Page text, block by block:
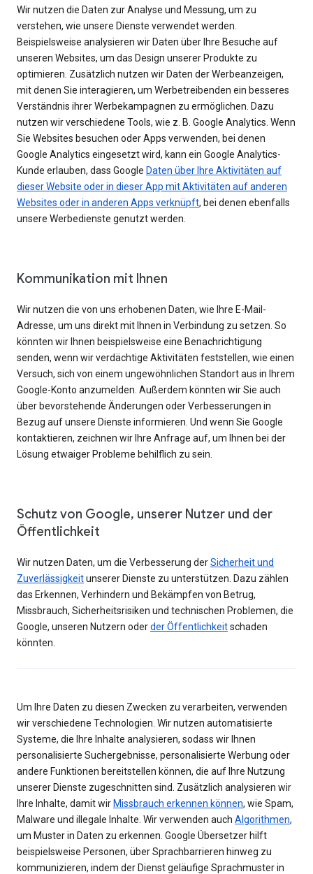
Wir nutzen die Daten zur Analyse und Messung, um zu
verstehen, wie unsere Dienste verwendet werden.
Beispielsweise analysieren wir Daten über Ihre Besuche auf
unseren Websites, um das Design unserer Produkte zu
optimieren. Zusätzlich nutzen wir Daten der Werbeanzeigen,
mit denen Sie interagieren, um Werbetreibenden ein besseres
Verständnis ihrer Werbekampagnen zu ermöglichen. Dazu
nutzen wir verschiedene Tools, wie z. B. Google Analytics. Wenn
Sie Websites besuchen oder Apps verwenden, bei denen
Google Analytics eingesetzt wird, kann ein Google Analytics-
Kunde erlauben, dass Google Daten über Ihre Aktivitäten auf
dieser Website oder in dieser App mit Aktivitäten auf anderen
Websites oder in anderen Apps verknüpft, bei denen ebenfalls
unsere Werbedienste genutzt werden.
Kommunikation mit Ihnen
Wir nutzen die von uns erhobenen Daten, wie Ihre E-Mail-
Adresse, um uns direkt mit Ihnen in Verbindung zu setzen. So
könnten wir Ihnen beispielsweise eine Benachrichtigung
senden, wenn wir verdächtige Aktivitäten feststellen, wie einen
Versuch, sich von einem ungewöhnlichen Standort aus in Ihrem
Google-Konto anzumelden. Außerdem könnten wir Sie auch
über bevorstehende Änderungen oder Verbesserungen in
Bezug auf unsere Dienste informieren. Und wenn Sie Google
kontaktieren, zeichnen wir Ihre Anfrage auf, um Ihnen bei der
Lösung etwaiger Probleme behilflich zu sein.
Schutz von Google, unserer Nutzer und der
Öffentlichkeit
Wir nutzen Daten, um die Verbesserung derSicherheit und
Zuverlässigkeitunserer Dienste zu unterstützen. Dazu zählen
das Erkennen, Verhindern und Bekämpfen von Betrug,
Missbrauch, Sicherheitsrisiken und technischen Problemen, die
Google, unseren Nutzern oderder Öffentlichkeitschaden
könnten.
Um Ihre Daten zu diesen Zwecken zu verarbeiten, verwenden
wir verschiedene Technologien. Wir nutzen automatisierte
Systeme, die Ihre Inhalte analysieren, sodass wir Ihnen
personalisierte Suchergebnisse, personalisierte Werbung oder
andere Funktionen bereitstellen können, die auf Ihre Nutzung
unserer Dienste zugeschnitten sind. Zusätzlich analysieren wir
Ihre Inhalte, damit wir Missbrauch erkennen können, wie Spam,
Malware und illegale Inhalte. Wir verwenden auch Algorithmen,
um Muster in Daten zu erkennen. Google Übersetzer hilft
beispielsweise Personen, über Sprachbarrieren hinweg zu
kommunizieren, indem der Dienst geläufige Sprachmuster in